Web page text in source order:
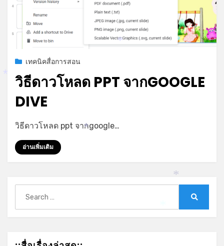
Postedมกราคม 10, 2022
เทคนิคสื่อการสอน
วิธีดาวโหลด PPT จากGOOGLE
DIVE
admin
วิธีดาวโหลด ppt จากgoogle…
อ่านเพิ่มเติม
for:
*
*
*
*